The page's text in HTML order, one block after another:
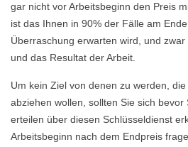
gar nicht vor Arbeitsbeginn den Preis
ist das Ihnen in 90% der Fälle am
Überraschung erwarten wird, und zwar
und das Resultat der Arbeit.
Um kein Ziel von denen zu werden,
abziehen wollen, sollten Sie sich bevor
erteilen über diesen Schlüsseldienst
Arbeitsbeginn nach dem Endpreis